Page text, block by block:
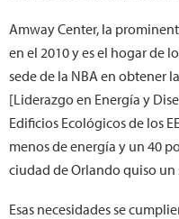
Amway Center, la
en el 2010 y es el hogar de
sede de la NBA en obtener
[Liderazgo en Energía y
Edificios Ecológicos de los
menos de energía y un 40
ciudad de Orlando quiso
Esas necesidades se